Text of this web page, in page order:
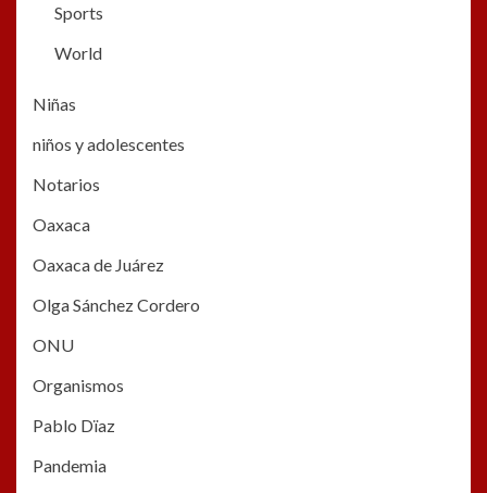
Sports
World
Niñas
niños y adolescentes
Notarios
Oaxaca
Oaxaca de Juárez
Olga Sánchez Cordero
ONU
Organismos
Pablo Dïaz
Pandemia